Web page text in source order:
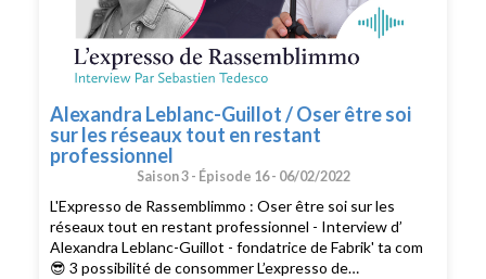
Alexandra Leblanc-Guillot / Oser être soi
sur les réseaux tout en restant
professionnel
Saison 3 - Épisode 16 - 06/02/2022
L'Expresso de Rassemblimmo : Oser être soi sur les
réseaux tout en restant professionnel - Interview d’
Alexandra Leblanc-Guillot - fondatrice de Fabrik' ta com
😎 3 possibilité de consommer L’expresso de